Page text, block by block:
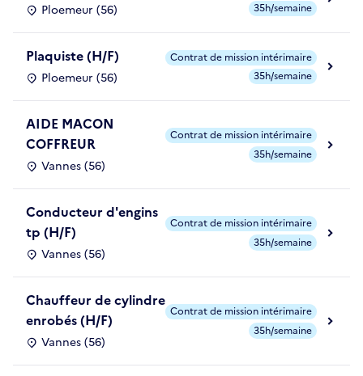
Ploemeur (56)
35h/semaine
Plaquiste (H/F)
Ploemeur (56)
Contrat de mission intérimaire
35h/semaine
AIDE MACON
COFFREUR
Vannes (56)
Contrat de mission intérimaire
35h/semaine
Conducteur d'engins
tp (H/F)
Vannes (56)
Contrat de mission intérimaire
35h/semaine
Chauffeur de cylindre
enrobés (H/F)
Vannes (56)
Contrat de mission intérimaire
35h/semaine